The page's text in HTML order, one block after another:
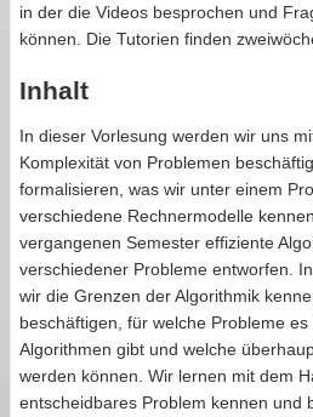
in der die Videos besprochen und
können. Die Tutorien finden
Inhalt
In dieser Vorlesung werden wir uns
Komplexität von Problemen
formalisieren, was wir unter einem
verschiedene Rechnermodelle
vergangenen Semester effiziente
verschiedener Probleme entworfen.
wir die Grenzen der Algorithmik
beschäftigen, für welche Probleme
Algorithmen gibt und welche
werden können. Wir lernen mit dem
entscheidbares Problem kennen und